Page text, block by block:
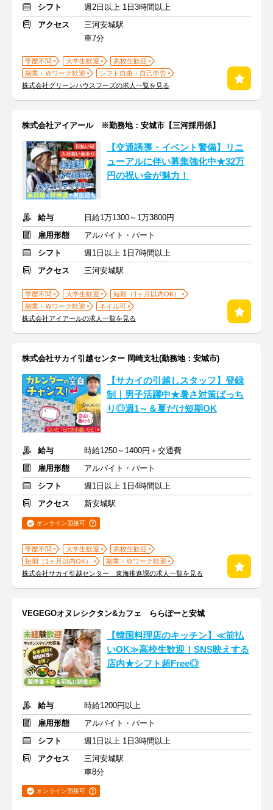
シフト
週2日以上 1日3時間以上
アクセス
三河安城駅
車7分
学歴不問 大学生歓迎
高校生歓迎
副業・Ｗワーク歓迎
シフト自由・自己申告
株式会社グリーンハウスフーズの求人一覧を見る
株式会社アイアール ※勤務地：安城市【三河採用係】
【交通誘導・イベント警備】リニ
ューアルに伴い募集強化中★32万
円の祝い金が魅力！
給与
日給1万1300～1万3800円
雇用形態
アルバイト・パート
シフト
週1日以上 1日7時間以上
アクセス
三河安城駅
学歴不問 大学生歓迎
短期（1ヶ月以内OK）
副業・Ｗワーク歓迎
ネイル可
株式会社アイアールの求人一覧を見る
株式会社サカイ引越センター 岡崎支社(勤務地：安城市)
【サカイの引越しスタッフ】登録
制｜男子活躍中★暑さ対策ばっち
り◎週1～＆夏だけ短期OK
給与
時給1250～1400円＋交通費
雇用形態
アルバイト・パート
シフト
週1日以上 1日4時間以上
アクセス
新安城駅
オンライン面接可
学歴不問 大学生歓迎
高校生歓迎
短期（1ヶ月以内OK）
副業・Ｗワーク歓迎
株式会社サカイ引越センター 東海推進課の求人一覧を見る
VEGEGOオヌレシクタン&カフェ ららぽーと安城
【韓国料理店のキッチン】≪前払
いOK≫高校生歓迎！SNS映えする
店内★シフト超Free◎
給与
時給1200円以上
雇用形態
アルバイト・パート
シフト
週1日以上 1日3時間以上
アクセス
三河安城駅
車8分
オンライン面接可